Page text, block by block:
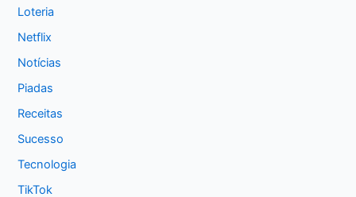
Loteria
Netflix
Notícias
Piadas
Receitas
Sucesso
Tecnologia
TikTok